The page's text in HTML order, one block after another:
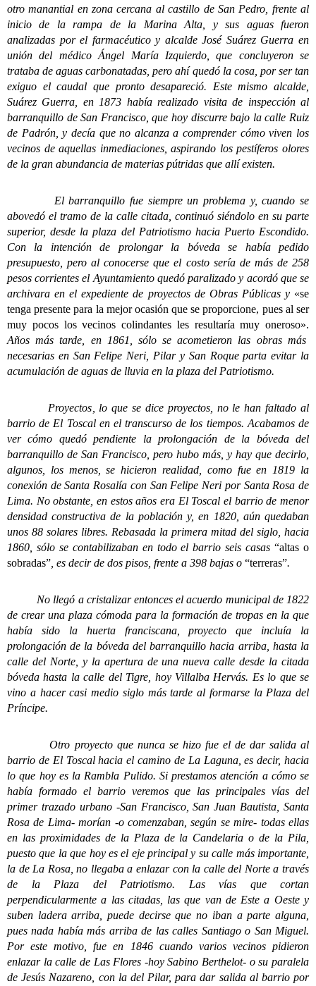
otro manantial en zona cercana al castillo de San Pedro, frente al
inicio de la rampa de la Marina Alta, y sus aguas fueron
analizadas por el farmacéutico y alcalde José Suárez Guerra en
unión del médico Ángel María Izquierdo, que concluyeron se
trataba de aguas carbonatadas, pero ahí quedó la cosa, por ser tan
exiguo el caudal que pronto desapareció. Este mismo alcalde,
Suárez Guerra, en 1873 había realizado visita de inspección al
barranquillo de San Francisco, que hoy discurre bajo la calle Ruiz
de Padrón, y decía que no alcanza a comprender cómo viven los
vecinos de aquellas inmediaciones, aspirando los pestíferos olores
de la gran abundancia de materias pútridas que allí existen.
El barranquillo fue siempre un problema y, cuando se
abovedó el tramo de la calle citada, continuó siéndolo en su parte
superior, desde la plaza del Patriotismo hacia Puerto Escondido.
Con la intención de prolongar la bóveda se había pedido
presupuesto, pero al conocerse que el costo sería de más de 258
pesos corrientes el Ayuntamiento quedó paralizado y acordó que se
archivara en el expediente de proyectos de Obras Públicas y «se
tenga presente para la mejor ocasión que se proporcione, pues al ser
muy pocos los vecinos colindantes les resultaría muy oneroso».
Años más tarde, en 1861, sólo se acometieron las obras más
necesarias en San Felipe Neri, Pilar y San Roque parta evitar la
acumulación de aguas de lluvia en la plaza del Patriotismo.
Proyectos, lo que se dice proyectos, no le han faltado al
barrio de El Toscal en el transcurso de los tiempos. Acabamos de
ver cómo quedó pendiente la prolongación de la bóveda del
barranquillo de San Francisco, pero hubo más, y hay que decirlo,
algunos, los menos, se hicieron realidad, como fue en 1819 la
conexión de Santa Rosalía con San Felipe Neri por Santa Rosa de
Lima. No obstante, en estos años era El Toscal el barrio de menor
densidad constructiva de la población y, en 1820, aún quedaban
unos 88 solares libres. Rebasada la primera mitad del siglo, hacia
1860, sólo se contabilizaban en todo el barrio seis casas“altas o
sobradas” , es decir de dos pisos, frente a 398 bajas o “terreras”.
No llegó a cristalizar entonces el acuerdo municipal de 1822
de crear una plaza cómoda para la formación de tropas en la que
había sido la huerta franciscana, proyecto que incluía la
prolongación de la bóveda del barranquillo hacia arriba, hasta la
calle del Norte, y la apertura de una nueva calle desde la citada
bóveda hasta la calle del Tigre, hoy Villalba Hervás. Es lo que se
vino a hacer casi medio siglo más tarde al formarse la Plaza del
Príncipe.
Otro proyecto que nunca se hizo fue el de dar salida al
barrio de El Toscal hacia el camino de La Laguna, es decir, hacia
lo que hoy es la Rambla Pulido. Si prestamos atención a cómo se
había formado el barrio veremos que las principales vías del
primer trazado urbano -San Francisco, San Juan Bautista, Santa
Rosa de Lima- morían -o comenzaban, según se mire- todas ellas
en las proximidades de la Plaza de la Candelaria o de la Pila,
puesto que la que hoy es el eje principal y su calle más importante,
la de La Rosa, no llegaba a enlazar con la calle del Norte a través
de la Plaza del Patriotismo. Las vías que cortan
perpendicularmente a las citadas, las que van de Este a Oeste y
suben ladera arriba, puede decirse que no iban a parte alguna,
pues nada había más arriba de las calles Santiago o San Miguel.
Por este motivo, fue en 1846 cuando varios vecinos pidieron
enlazar la calle de Las Flores -hoy Sabino Berthelot- o su paralela
de Jesús Nazareno, con la del Pilar, para dar salida al barrio por